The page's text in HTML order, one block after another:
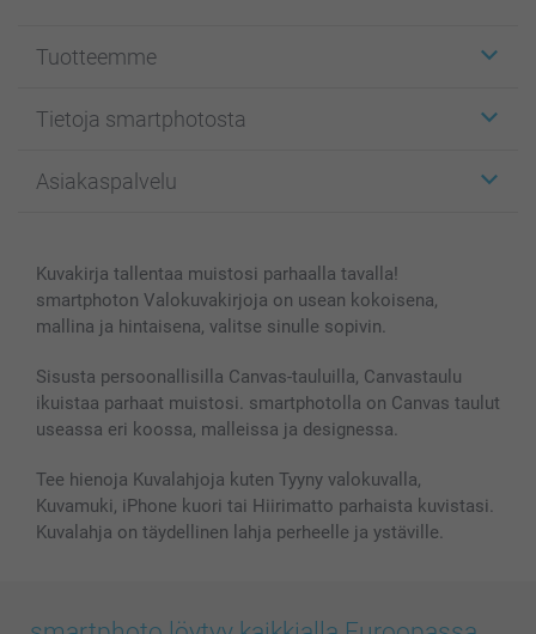
Tuotteemme
Kuvakortit
Kuvakirjat
Kännykkä & Tabletti
MyNameBook
Valokuvakehykset & Lisätarvikkeet
Lahjakortti
Kaikki kuvatuotteet
Tietoja smartphotosta
Affiliate ohjelma
Sivukartta
Ehdot/takuut
Asiakaspalvelu
smartbonus
Hinnat & maksutavat
Kuvakirja tallentaa muistosi parhaalla tavalla!
smartphoton Valokuvakirjoja on usean kokoisena,
mallina ja hintaisena, valitse sinulle sopivin.
Sisusta persoonallisilla Canvas-tauluilla, Canvastaulu
ikuistaa parhaat muistosi. smartphotolla on Canvas taulut
useassa eri koossa, malleissa ja designessa.
Tee hienoja Kuvalahjoja kuten Tyyny valokuvalla,
Kuvamuki, iPhone kuori tai Hiirimatto parhaista kuvistasi.
Kuvalahja on täydellinen lahja perheelle ja ystäville.